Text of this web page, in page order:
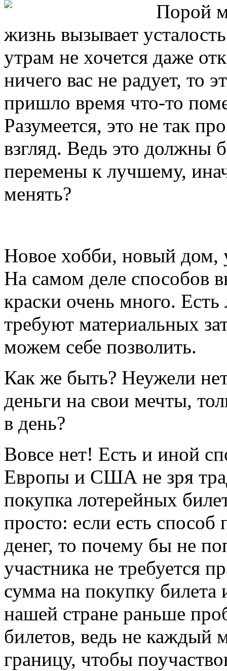
Порой
жизнь вызывает
утрам не хочется даже
ничего вас не радует, то
пришло время что-то
Разумеется, это не так
взгляд. Ведь это должны
перемены к лучшему,
менять?
Новое хобби, новый дом,
На самом деле способов
краски очень много.
требуют материальных
можем себе позволить.
Как же быть? Неужели
деньги на свои мечты,
в день?
Вовсе нет! Есть и иной
Европы и США не зря
покупка лотерейных
просто: если есть
денег, то почему бы не
участника не требуется
сумма на покупку билета
нашей стране раньше
билетов, ведь не каждый
границу, чтобы